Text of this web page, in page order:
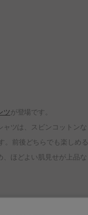
ツ が登場です。
ツは、スビンコットンな
。前後どちらでも楽しめる
ほどよい肌見せが上品な